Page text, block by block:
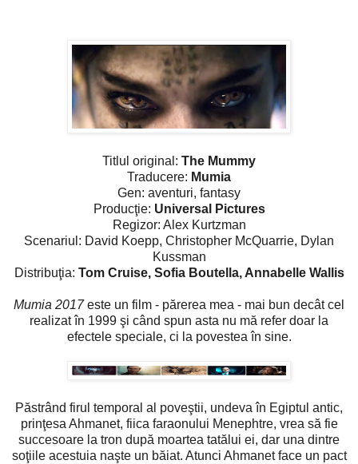
Titlul original: The Mummy
Traducere: Mumia
Gen: aventuri, fantasy
Producţie: Universal Pictures
Regizor: Alex Kurtzman
Scenariul: David Koepp, Christopher McQuarrie, Dylan
Kussman
Distribuţia: Tom Cruise, Sofia Boutella, Annabelle Wallis
Mumia 2017este un film - părerea mea - mai bun decât cel
realizat în 1999 şi când spun asta nu mă refer doar la
efectele speciale, ci la povestea în sine.
Păstrând firul temporal al poveştii, undeva în Egiptul antic,
prinţesa Ahmanet, fiica faraonului Menephtre, vrea să fie
succesoare la tron după moartea tatălui ei, dar una dintre
soţiile acestuia naşte un băiat. Atunci Ahmanet face un pact